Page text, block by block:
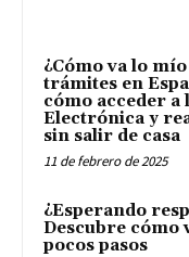
¿Cómo va lo
trámites en
cómo acceder a
Electrónica y
sin salir de casa
11 de febrero de 2025
¿Esperando
Descubre cómo
pocos pasos